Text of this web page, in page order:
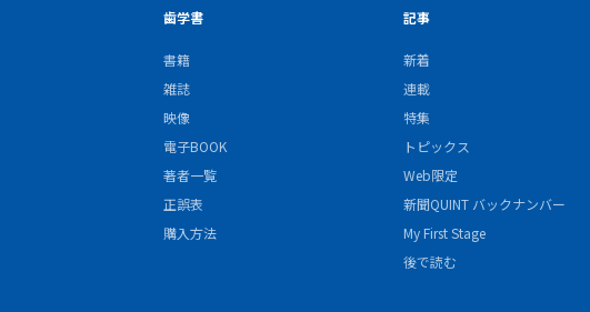
歯学書
書籍
雑誌
映像
電子BOOK
著者一覧
正誤表
購入方法
記事
新着
連載
特集
トピックス
Web限定
新聞QUINT バックナンバー
My First Stage
後で読む